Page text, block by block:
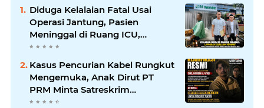
Diduga Kelalaian Fatal Usai
Operasi Jantung, Pasien
Meninggal di Ruang ICU,
Keluarga Tuntut RSUD dr.
Jawab
Kasus Pencurian Kabel Rungkut
Mengemuka, Anak Dirut PT
PRM Minta Satreskrim
Polrestabes Surabaya Usut